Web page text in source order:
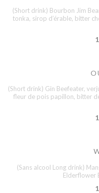
(Short drink) Bourbon Jim
tonka, sirop d’érable, bitter
(Short drink) Gin Beefeater,
fleur de pois papillon, bitter
(Sans alcool Long drink)
Elderflower